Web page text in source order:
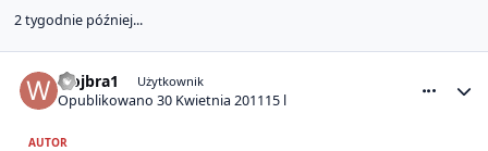
2 tygodnie później...
wojbra1 Użytkownik
Opublikowano30 Kwietnia 201115 l
AUTOR